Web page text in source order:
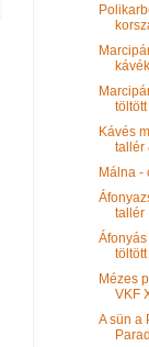
Kávés
tallér
Málna -
tallér
töltött
Mézes
VKF
A sün a